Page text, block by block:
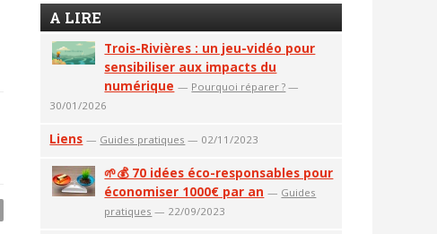
A LIRE
Trois-Rivières : un jeu-vidéo pour
sensibiliser aux impacts du
numérique — Pourquoi réparer ? —
30/01/2026
Liens — Guides pratiques — 02/11/2023
🌱💰 70 idées éco-responsables pour
économiser 1000€ par an — Guides
pratiques — 22/09/2023